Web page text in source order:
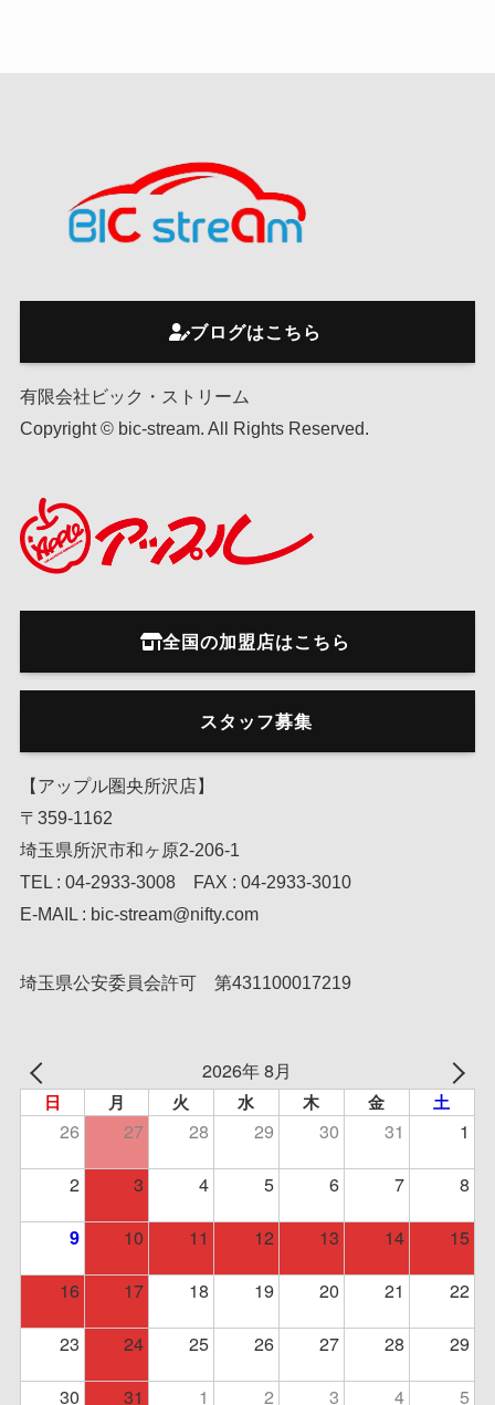
ブログはこちら
有限会社ビック・ストリーム
Copyright © bic-stream. All Rights Reserved.
全国の加盟店はこちら
スタッフ募集
【アップル圏央所沢店】
〒359-1162
埼玉県所沢市和ヶ原2-206-1
TEL : 04-2933-3008 FAX : 04-2933-3010
E-MAIL : bic-stream@nifty.com
埼玉県公安委員会許可 第431100017219
2026年 8月
日 月 火 水 木 金 土
26 27 28 29 30 31
1
2
3 4 5 6 7 8
9 10 11 12 13 14
15
16
17 18 19 20 21
22
23
24 25 26 27 28
29
30
31 1 2 3 4 5